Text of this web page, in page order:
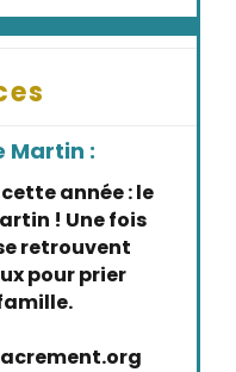
Martin :
année : le
! Une fois
retrouvent
pour prier